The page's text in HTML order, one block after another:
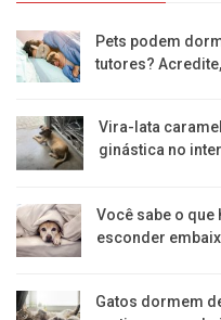
Pets podem
tutores?
Vira-lata
ginástica no
Você sabe o que
esconder
Gatos dormem